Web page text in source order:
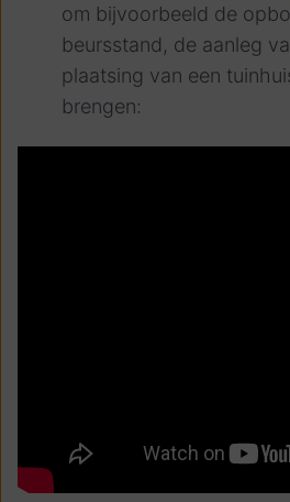
om bijvoorbeeld de
beursstand, de aanleg
plaatsing van een
brengen: